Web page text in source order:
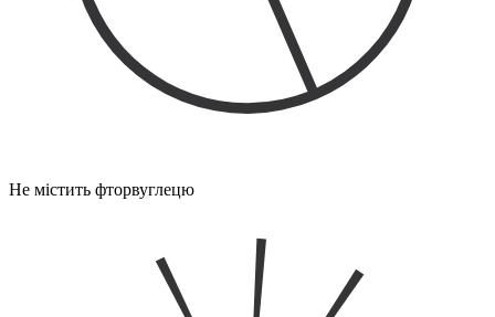
Не містить фторвуглецю